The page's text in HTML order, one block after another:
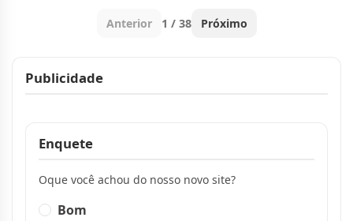
Anterior 1 / 38 Próximo
Publicidade
Enquete
Oque você achou do nosso novo site?
Bom